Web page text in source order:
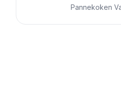
Pannekoken